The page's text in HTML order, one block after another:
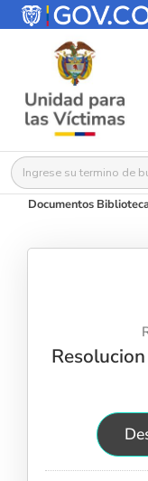
Buscar:
Documentos